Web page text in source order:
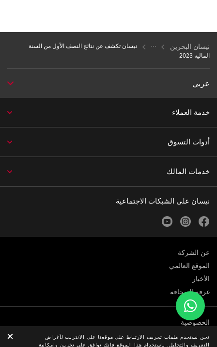
نحن نستخدم ملفات تعريف الارتباط على موقعنا على الانترنت لأغراض
التعريف والتحليل. باستخدام هذا الموقع فإنك توافق على تخزين وإمكانية
نيسان البحرين
نيسان تكشف عن نتائج النصف الأول من السنة
المالية 2023
عربي
G
E
ع
U
خدمة العملاء
G
E
أدوات التسوق
G
د
م
ل
خدمات المالك
نيسان على الشبكات الاجتماعية
facebook
instagram
عن الشركة
الموقع العالمي
الأخبار
غرفة الصحافة
الخصوصية
الوظائف